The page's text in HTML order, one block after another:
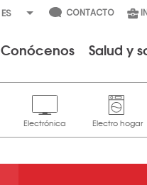
CONTACTO
Conócenos Salud y